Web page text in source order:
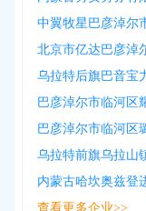
中翼牧星巴彦淖尔
北京市亿达巴彦淖
巴彦淖尔市临河区
巴彦淖尔市临河区
乌拉特前旗乌拉山
内蒙古哈坎奥兹登
查看更多企业>>